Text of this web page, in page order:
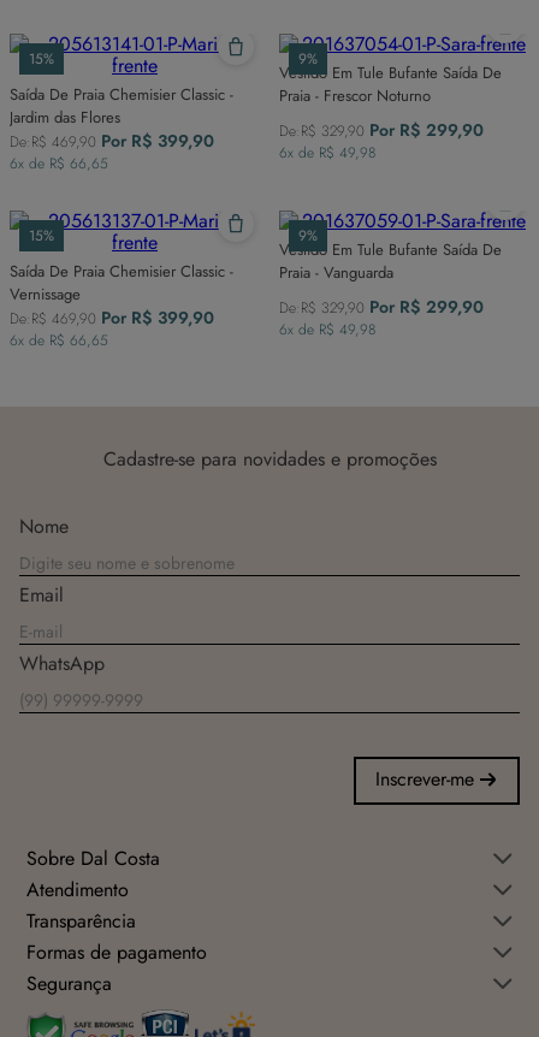
15%
Saída De Praia Chemisier Classic -
Jardim das Flores
De:R$ 469,90 Por R$ 399,90
6x de R$ 66,65
9%
Vestido Em Tule Bufante Saída De
Praia - Frescor Noturno
De:R$ 329,90 Por R$ 299,90
6x de R$ 49,98
15%
Saída De Praia Chemisier Classic -
Vernissage
De:R$ 469,90 Por R$ 399,90
6x de R$ 66,65
9%
Vestido Em Tule Bufante Saída De
Praia - Vanguarda
De:R$ 329,90 Por R$ 299,90
6x de R$ 49,98
Cadastre-se para novidades e promoções
Nome
Email
WhatsApp
Inscrever-me
Sobre Dal Costa
Atendimento
Transparência
Formas de pagamento
Segurança